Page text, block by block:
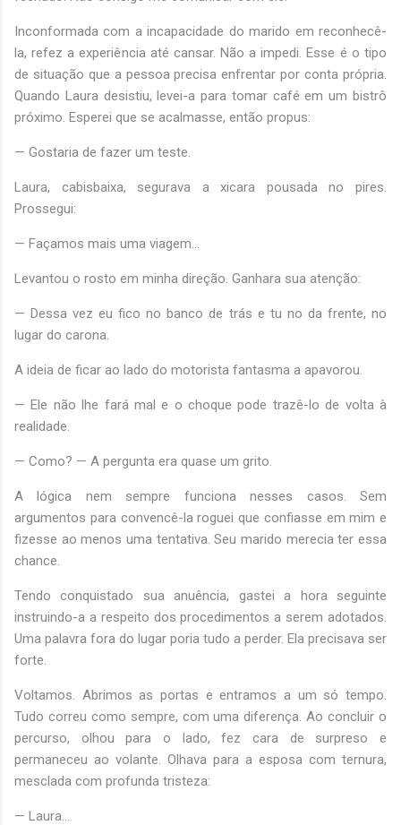
Inconformada com a incapacidade do marido em reconhecê-
la, refez a experiência até cansar. Não a impedi. Esse é o tipo
de situação que a pessoa precisa enfrentar por conta própria.
Quando Laura desistiu, levei-a para tomar café em um bistrô
próximo. Esperei que se acalmasse, então propus:
— Gostaria de fazer um teste.
Laura, cabisbaixa, segurava a xicara pousada no pires.
Prossegui:
— Façamos mais uma viagem...
Levantou o rosto em minha direção. Ganhara sua atenção:
— Dessa vez eu fico no banco de trás e tu no da frente, no
lugar do carona.
A ideia de ficar ao lado do motorista fantasma a apavorou.
— Ele não lhe fará mal e o choque pode trazê-lo de volta à
realidade.
— Como? — A pergunta era quase um grito.
A lógica nem sempre funciona nesses casos. Sem
argumentos para convencê-la roguei que confiasse em mim e
fizesse ao menos uma tentativa. Seu marido merecia ter essa
chance.
Tendo conquistado sua anuência, gastei a hora seguinte
instruindo-a a respeito dos procedimentos a serem adotados.
Uma palavra fora do lugar poria tudo a perder. Ela precisava ser
forte.
Voltamos. Abrimos as portas e entramos a um só tempo.
Tudo correu como sempre, com uma diferença. Ao concluir o
percurso, olhou para o lado, fez cara de surpreso e
permaneceu ao volante. Olhava para a esposa com ternura,
mesclada com profunda tristeza:
— Laura...